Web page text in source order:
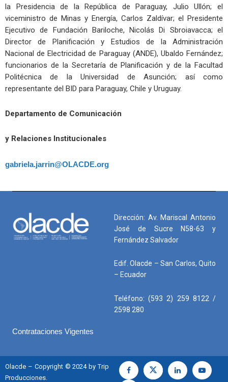
la Presidencia de la República de Paraguay, Julio Ullón; el
viceministro de Minas y Energía, Carlos Zaldívar; el Presidente
Ejecutivo de Fundación Bariloche, Nicolás Di Sbroiavacca; el
Director de Planificación y Estudios de la Administración
Nacional de Electricidad de Paraguay (ANDE), Ubaldo Fernández;
funcionarios de la Secretaría de Planificación y de la Facultad
Politécnica de la Universidad de Asunción; así como
representante del BID para Paraguay, Chile y Uruguay.
Departamento de Comunicación
y Relaciones Institucionales
gabriela.jarrin@OLACDE.org
Dirección: Av. Mariscal Antonio
José de Sucre N58-63 y
Fernández Salvador
Edif. Olacde – San Carlos, Quito
– Ecuador
Teléfono: (593 2) 259 8122 /
2598 280
Contrataciones Vigentes
Olacde – Copyright © 2024 by Trip
Producciones.